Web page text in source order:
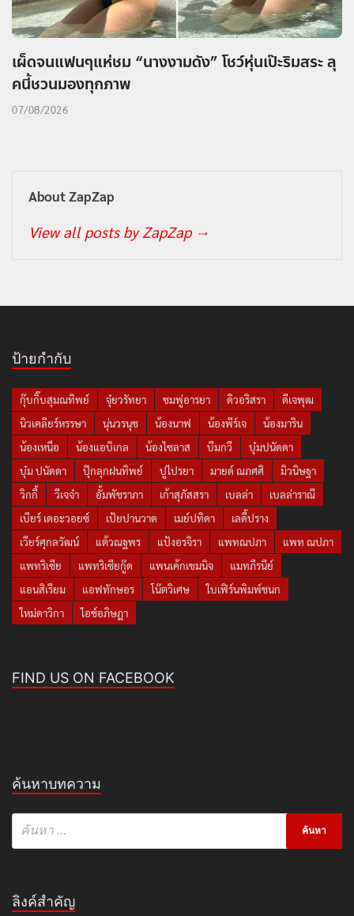
เผ็ดจนแฟนๆแห่ชม “นางงามดัง” โชว์หุ่นเป๊ะริมสระ ลุ
คนี้ชวนมองทุกภาพ
07/08/2026
About ZapZap
View all posts by ZapZap →
ป้ายกำกับ
กุ๊บกิ๊บสุมณทิพย์ จุ๋ยวรัทยา ชมพู่อารยา ดิวอริสรา
ดีเจพุฒ
นิวเคลียร์หรรษา
นุ่นวรนุช น้องนาฟ น้องพีร์เจ
น้องมาริน
น้องเหนือ
น้องแอบิเกล น้องไซลาส บีมกวี
บุ๋มปนัดดา
บุ๋ม ปนัดดา
ปุ๊กลุกฝนทิพย์ ปูไปรยา มายด์ ณภศศิ
มิวนิษฐา
วิกกี้
วีเจจ๋า อั้มพัชราภา เก้าสุภัสสรา เบลล่า
เบลล่าราณี
เบียร์ เดอะวอยซ์
เป้ยปานวาด เมย์ปทิดา
เลดี้ปราง
เวียร์ศุกลวัฒน์
แต้วณฐพร แป้งอรจิรา แพทณปภา
แพท ณปภา
แพทริเซีย
แพทริเซียกู๊ด แพนเค้กเขมนิจ
แมทภีรนีย์
แอนสิเรียม
แอฟทักษอร โน๊ตวิเศษ
ใบเฟิร์นพิมพ์ชนก
ใหม่ดาวิกา
ไอซ์อภิษฎา
FIND US ON FACEBOOK
ค้นหาบทความ
ลิงค์สำคัญ